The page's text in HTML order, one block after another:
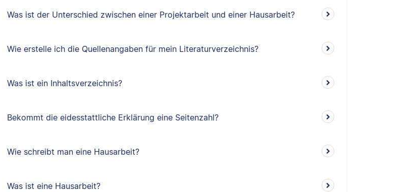
Was ist der Unterschied zwischen einer Projektarbeit und einer Hausarbeit?
Wie erstelle ich die Quellenangaben für mein Literaturverzeichnis?
Was ist ein Inhaltsverzeichnis?
Bekommt die eidesstattliche Erklärung eine Seitenzahl?
Wie schreibt man eine Hausarbeit?
Was ist eine Hausarbeit?